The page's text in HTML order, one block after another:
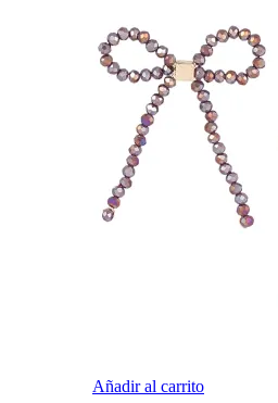
Añadir al carrito